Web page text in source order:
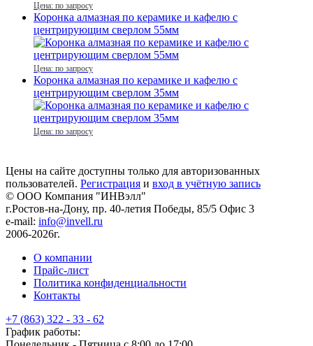
Цена: по запросу
Коронка алмазная по керамике и кафелю с
центрирующим сверлом 55мм
Цена: по запросу
Коронка алмазная по керамике и кафелю с
центрирующим сверлом 35мм
Цена: по запросу
Цены на сайте доступны только для авторизованных
пользователей. Регистрация и вход в учётную запись
© ООО Компания "ИНВэлл"
г.Ростов-на-Дону, пр. 40-летия Победы, 85/5 Офис 3
e-mail: info@invell.ru
2006-2026г.
О компании
Прайс-лист
Политика конфиденциальности
Контакты
+7 (863) 322 - 33 - 62
График работы: